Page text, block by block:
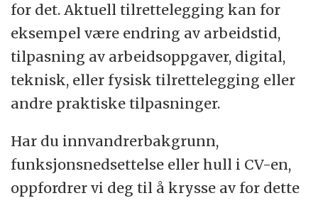
for det. Aktuell tilrettelegging kan for
eksempel være endring av arbeidstid,
tilpasning av arbeidsoppgaver, digital,
teknisk, eller fysisk tilrettelegging eller
andre praktiske tilpasninger.
Har du innvandrerbakgrunn,
funksjonsnedsettelse eller hull i CV-en,
oppfordrer vi deg til å krysse av for dette